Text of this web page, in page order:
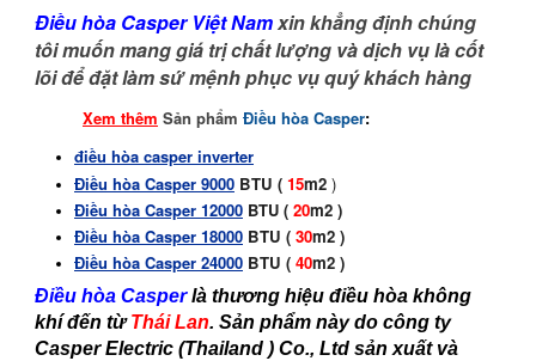
Điều hòa Casper Việt Namxin khẳng định chúng
tôi muốn mang giá trị chất lượng và dịch vụ là cốt
lõi để đặt làm sứ mệnh phục vụ quý khách hàng
Xem thêm Sản phẩm Điều hòa Casper:
điều hòa casper inverter
Điều hòa Casper 9000 BTU ( 15m2 )
Điều hòa Casper 12000 BTU ( 20m2 )
Điều hòa Casper 18000 BTU ( 30m2 )
Điều hòa Casper 24000 BTU ( 40m2 )
Điều hòa Casperlà thương hiệu điều hòa không
khí đến từThái Lan. Sản phẩm này do công ty
Casper Electric (Thailand ) Co., Ltd sản xuất và